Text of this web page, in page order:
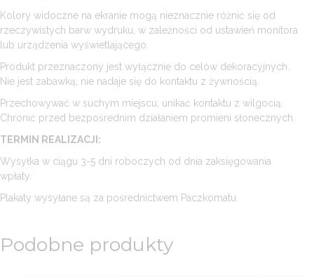
Kolory widoczne na ekranie mogą nieznacznie różnić się od
rzeczywistych barw wydruku, w zależności od ustawień monitora
lub urządzenia wyświetlającego.
Produkt przeznaczony jest wyłącznie do celów dekoracyjnych.
Nie jest zabawką, nie nadaje się do kontaktu z żywnością.
Przechowywać w suchym miejscu, unikać kontaktu z wilgocią.
Chronić przed bezpośrednim działaniem promieni słonecznych.
TERMIN REALIZACJI:
Wysyłka w ciągu 3-5 dni roboczych od dnia zaksięgowania
wpłaty.
Plakaty wysyłane są za pośrednictwem Paczkomatu.
Podobne produkty